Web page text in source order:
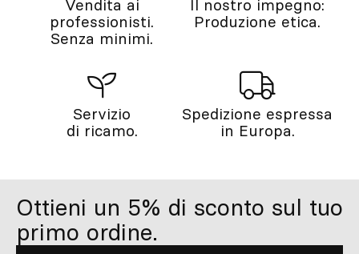
Vendita ai
professionisti.
Senza minimi.
Il nostro impegno:
Produzione etica.
Servizio
di ricamo.
Spedizione espressa
in Europa.
Ottieni un 5% di sconto sul tuo
primo ordine.